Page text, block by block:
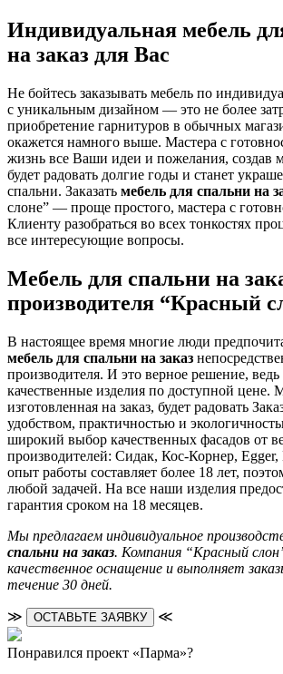
Индивидуальная мебель
на заказ для Вас
Не бойтесь заказывать мебель по
с уникальным дизайном — это не более
приобретение гарнитуров в обычных
окажется намного выше. Мастера с
жизнь все Ваши идеи и пожелания, создав
будет радовать долгие годы и станет
спальни. Заказать мебель для спальни на
слоне” — проще простого, мастера с
Клиенту разобраться во всех тонкостях
все интересующие вопросы.
Мебель для спальни на
производителя “Красный
В настоящее время многие люди
мебель для спальни на заказ
производителя. И это верное решение,
качественные изделия по доступной цене.
изготовленная на заказ, будет радовать
удобством, практичностью и
широкий выбор качественных фасадов от
производителей: Сидак, Кос-Корнер,
опыт работы составляет более 18 лет,
любой задачей. На все наши изделия
гарантия сроком на 18 месяцев.
Мы предлагаем индивидуальное
спальни на заказ. Компания “Красный
качественное оснащение и выполняет
течение 30 дней.
≫ ОСТАВЬТЕ ЗАЯВКУ ≪
Понравился проект «Парма»?